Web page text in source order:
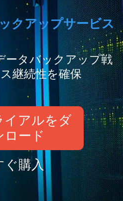
クアップサービス
ータバックアップ戦
継続性を確保
イアルをダ
ロード
ぐ購入